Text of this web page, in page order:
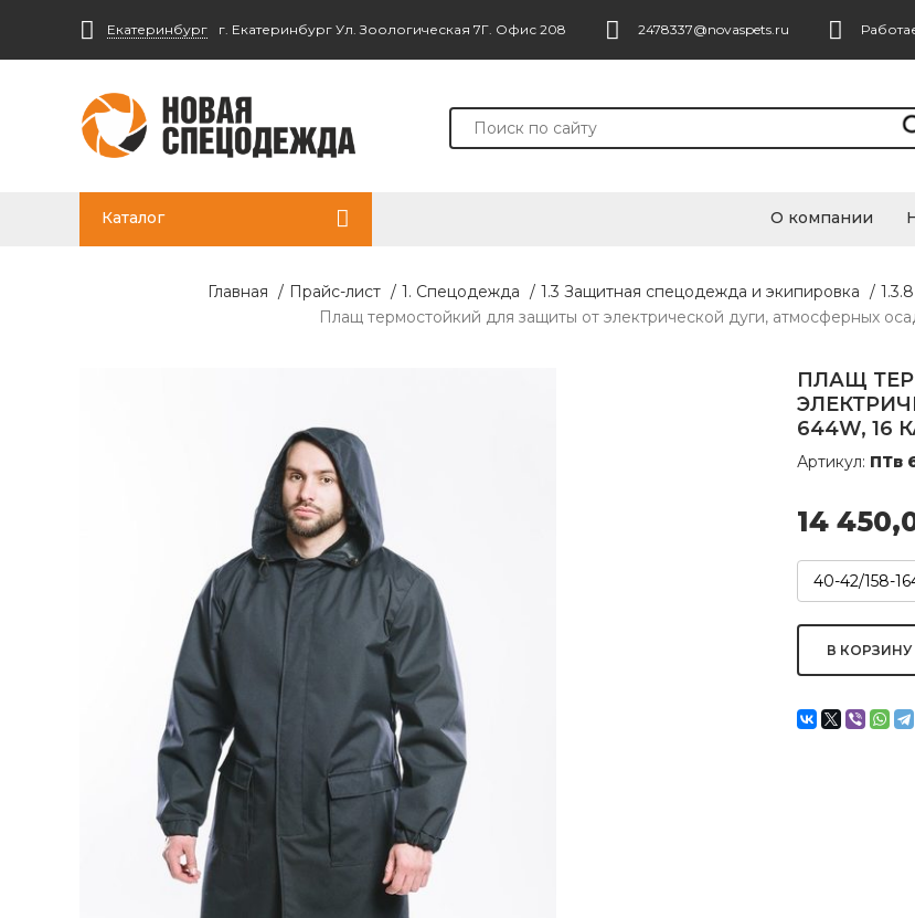
Екатеринбург г. Екатеринбург Ул. Зоологическая 7Г. Офис 208 2478337@novaspets.ru
Каталог О компании
Главная / Прайс-лист / 1. Спецодежда / 1.3 Защитная спецодежда и экипировка /
Плащ термостойкий для защиты от электрической дуги, атмосферных
ПЛАЩ
644W, 16
Артикул: ПТв
14